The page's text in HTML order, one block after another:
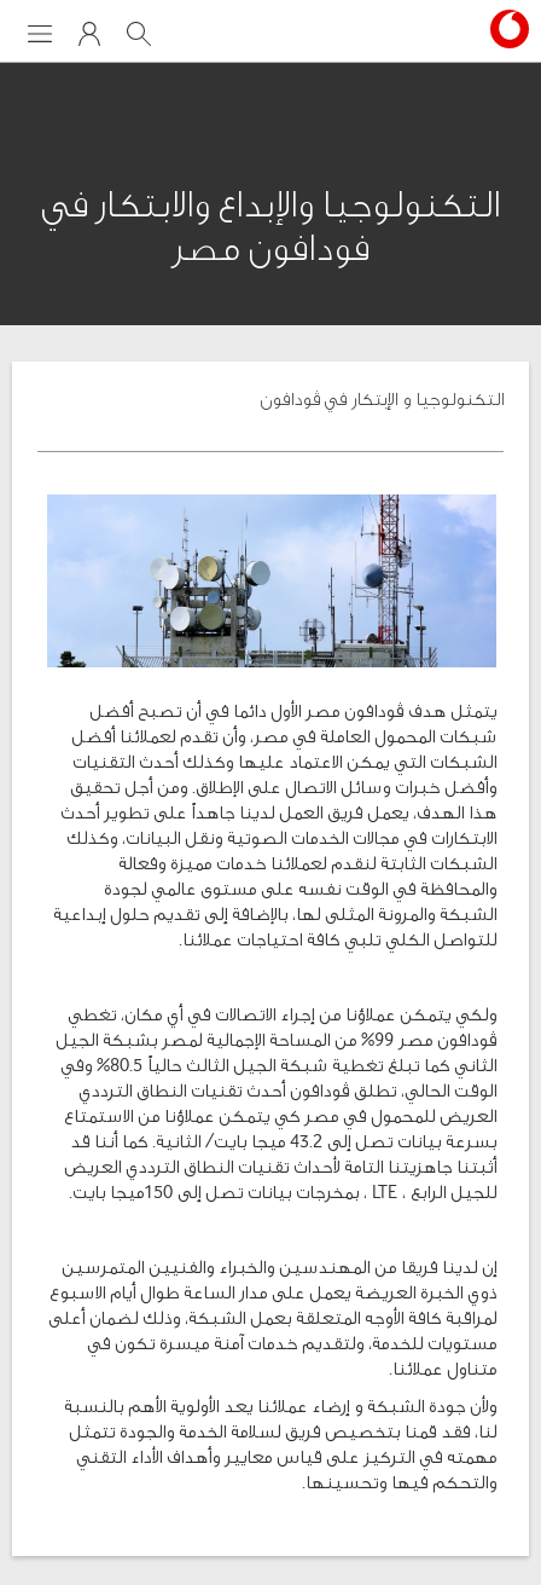
My VodafoneSearch
التكنولوجيا والإبداع والابتكار في
فودافون مصر
التكنولوجيا و الإبتكار في ڤودافون
يتمثل هدف ڤودافون مصر الأول دائما في أن تصبح أفضل
شبكات المحمول العاملة في مصر، وأن تقدم لعملائنا أفضل
الشبكات التي يمكن الاعتماد عليها وكذلك أحدث التقنيات
وأفضل خبرات وسائل الاتصال على الإطلاق. ومن أجل تحقيق
هذا الهدف، يعمل فريق العمل لدينا جاهداً على تطوير أحدث
الابتكارات في مجالات الخدمات الصوتية ونقل البيانات، وكذلك
الشبكات الثابتة لنقدم لعملائنا خدمات مميزة وفعالة
والمحافظة في الوقت نفسه على مستوى عالمي لجودة
الشبكة والمرونة المثلى لها، بالإضافة إلى تقديم حلول إبداعية
للتواصل الكلي تلبي كافة احتياجات عملائنا.
ولكي يتمكن عملاؤنا من إجراء الاتصالات في أي مكان، تغطي
ڤودافون مصر 99% من المساحة الإجمالية لمصر بشبكة الجيل
الثاني كما تبلغ تغطية شبكة الجيل الثالث حالياً 80.5% وفي
الوقت الحالي، تطلق ڤودافون أحدث تقنيات النطاق الترددي
العريض للمحمول في مصر كي يتمكن عملاؤنا من الاستمتاع
بسرعة بيانات تصل إلى 43.2 ميجا بايت/ الثانية. كما أننا قد
أثبتنا جاهزيتنا التامة لأحداث تقنيات النطاق الترددي العريض
للجيل الرابع ، LTE ، بمخرجات بيانات تصل إلى 150ميجا بايت.
إن لدينا فريقا من المهندسين والخبراء والفنيين المتمرسين
ذوي الخبرة العريضة يعمل على مدار الساعة طوال أيام الاسبوع
لمراقبة كافة الأوجه المتعلقة بعمل الشبكة، وذلك لضمان أعلى
مستويات للخدمة، ولتقديم خدمات آمنة ميسرة تكون في
متناول عملائنا.
ولأن جودة الشبكة و إرضاء عملائنا يعد الأولوية الأهم بالنسبة
لنا، فقد قمنا بتخصيص فريق لسلامة الخدمة والجودة تتمثل
مهمته في التركيز على قياس معايير وأهداف الأداء التقني
والتحكم فيها وتحسينها.